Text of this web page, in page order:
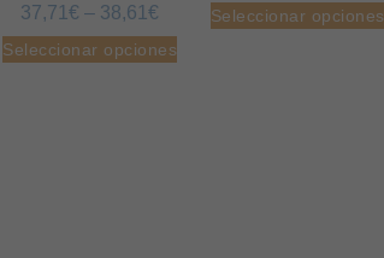
37,71€ – 38,61€
Seleccionar opciones
Seleccionar opciones